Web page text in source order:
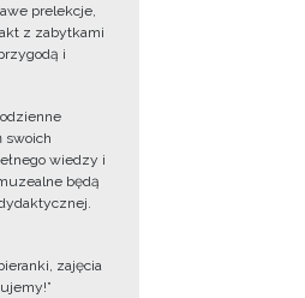
prelekcje,
z zabytkami
i
swoich
wiedzy i
będą
zajęcia